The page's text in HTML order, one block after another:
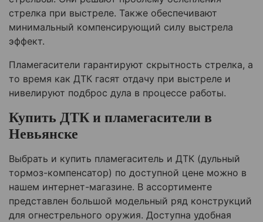
стрелка при выстреле. Также обеспечивают
минимальный компенсирующий силу выстрела
эффект.
Пламегасители гарантируют скрытность стрелка, а
то время как ДТК гасят отдачу при выстреле и
нивелируют подброс дула в процессе работы.
Купить ДТК и пламегасители в
Невьянске
Выбрать и купить пламегаситель и ДТК (дульный
тормоз-компенсатор) по доступной цене можно в
нашем интернет-магазине. В ассортименте
представлен большой модельный ряд конструкций
для огнестрельного оружия. Доступна удобная